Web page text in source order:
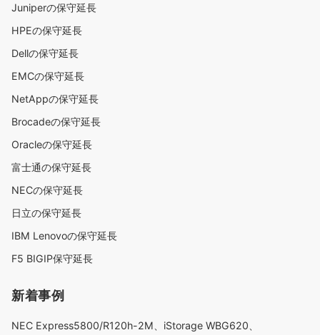
Juniperの保守延長
HPEの保守延長
Dellの保守延長
EMCの保守延長
NetAppの保守延長
Brocadeの保守延長
Oracleの保守延長
富士通の保守延長
NECの保守延長
日立の保守延長
IBM Lenovoの保守延長
F5 BIGIP保守延長
新着事例
NEC Express5800/R120h-2M、iStorage WBG620、